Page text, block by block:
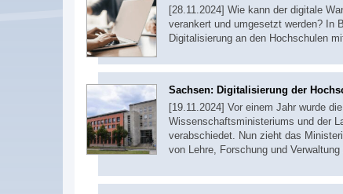
[28.11.2024] Wie kann der digitale
verankert und umgesetzt werden? In
Digitalisierung an den Hochschulen
Sachsen: Digitalisierung der
[19.11.2024] Vor einem Jahr wurde
Wissenschaftsministeriums und der
verabschiedet. Nun zieht das
von Lehre, Forschung und Verwaltung